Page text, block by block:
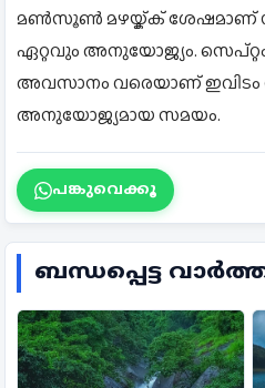
മൺസൂൺ മഴയ്ക്ക് ശേഷമാണ്
ഏറ്റവും അനുയോജ്യം.
അവസാനം വരെയാണ് ഇവിടം
അനുയോജ്യമായ സമയം.
പങ്കുവെക്കൂ
ബന്ധപ്പെട്ട